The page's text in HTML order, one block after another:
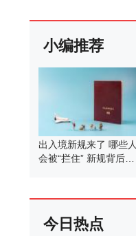
小编推荐
出入境新规来了 哪些人
会被“拦住” 新规背后的
今日热点